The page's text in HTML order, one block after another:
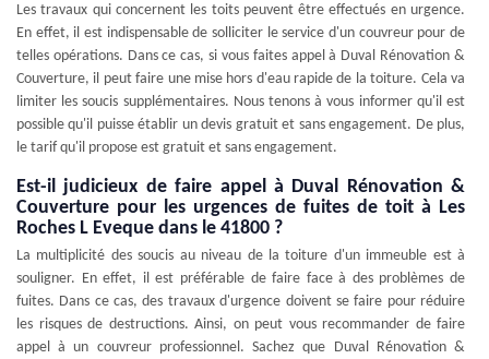
Les travaux qui concernent les toits peuvent être effectués en urgence.
En effet, il est indispensable de solliciter le service d'un couvreur pour de
telles opérations. Dans ce cas, si vous faites appel à Duval Rénovation &
Couverture, il peut faire une mise hors d'eau rapide de la toiture. Cela va
limiter les soucis supplémentaires. Nous tenons à vous informer qu'il est
possible qu'il puisse établir un devis gratuit et sans engagement. De plus,
le tarif qu'il propose est gratuit et sans engagement.
Est-il judicieux de faire appel à Duval Rénovation &
Couverture pour les urgences de fuites de toit à Les
Roches L Eveque dans le 41800 ?
La multiplicité des soucis au niveau de la toiture d'un immeuble est à
souligner. En effet, il est préférable de faire face à des problèmes de
fuites. Dans ce cas, des travaux d'urgence doivent se faire pour réduire
les risques de destructions. Ainsi, on peut vous recommander de faire
appel à un couvreur professionnel. Sachez que Duval Rénovation &